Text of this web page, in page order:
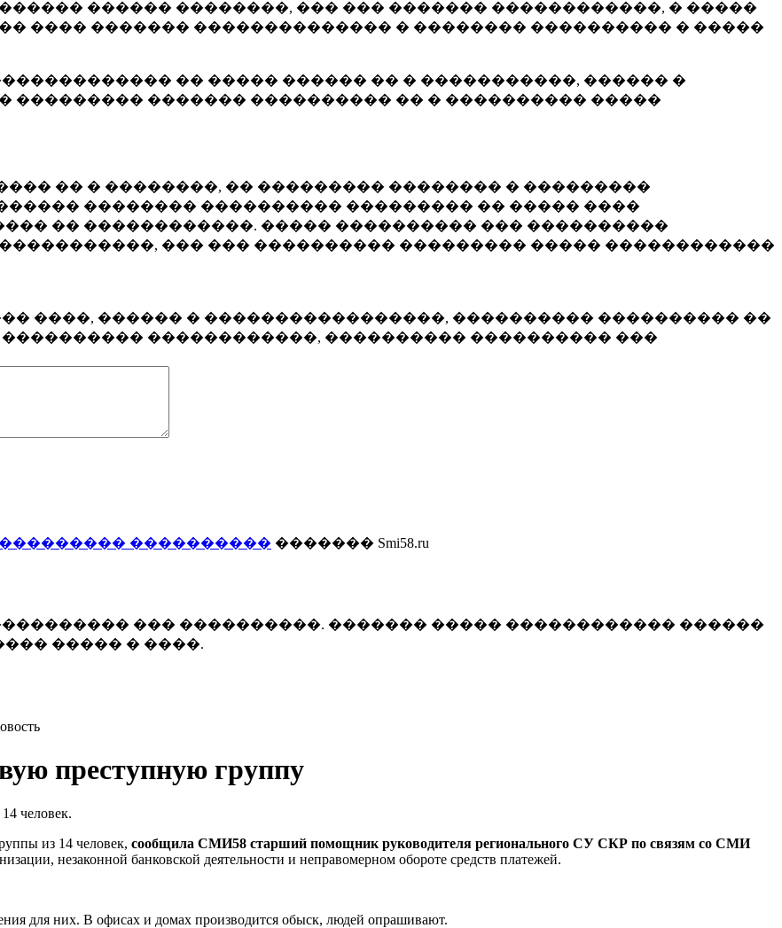
������ ��������, ��� ��� ������� ������������, � �����
���� ������� �������������� � �������� ���������� � �����
�� ����� ������ �� � �����������, ������ �
��������� ������� ���������� �� � ���������� �����
�� � ��������, �� ��������� �������� � ���������
�������� ���������� ��������� �� ����� ����
�� ������������. ����� ���������� ��� ����������
��� ��� ���������� ��������� ����� ������������
����, ������ � �����������������, ���������� ���������� ��
������������, ���������� ���������� ���
���������� ������� Smi58.ru
��� ����������. ������� ����� ������������ ������
����� � ����.
преступную группу
человек.
из 14 человек, сообщила СМИ58 старший помощник руководителя регионального СУ СКР по связям со СМИ
незаконной банковской деятельности и неправомерном обороте средств платежей.
для них. В офисах и домах производится обыск, людей опрашивают.